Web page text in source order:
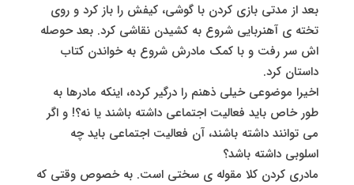
بعد از مدتی بازی کردن با گوشی، کیفش را باز کرد و روی
تخته ی آهنربایی شروع به کشیدن نقاشی کرد. بعد حوصله
اش سر رفت و با کمک مادرش شروع به خواندن کتاب
داستان کرد.
اخیرا موضوعی خیلی ذهنم را درگیر کرده، اینکه مادرها به
طور خاص باید فعالیت اجتماعی داشته باشند یا نه؟! و اگر
می توانند داشته باشند، آن فعالیت اجتماعی باید چه
اسلوبی داشته باشد؟
مادری کردن کلا مقوله ی سختی است. به خصوص وقتی که